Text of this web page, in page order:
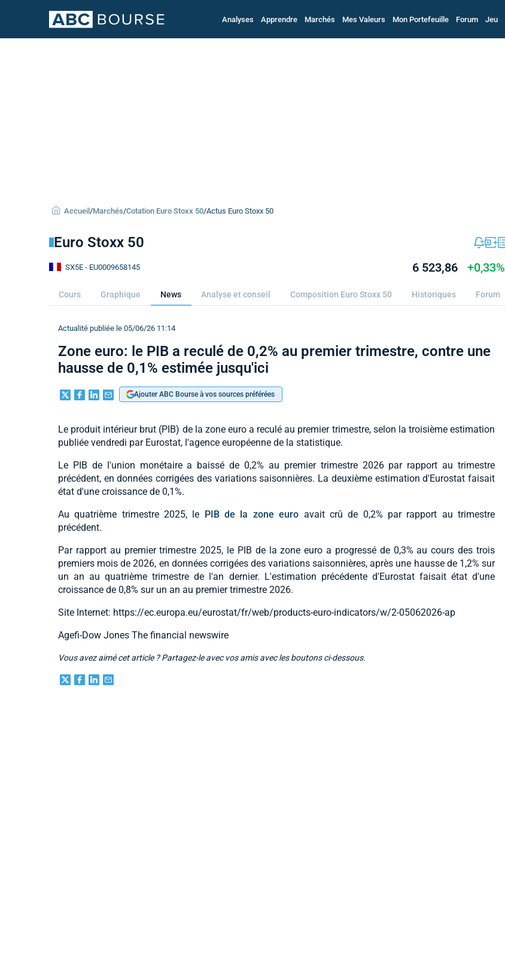
Analyses Apprendre Marchés Mes Valeurs Mon Portefeuille Forum Jeu
Accueil /Marchés/Cotation Euro Stoxx 50/Actus Euro Stoxx 50
Euro Stoxx 50
SX5E - EU0009658145 6 523,86 +0,33%
Cours Graphique News Analyse et conseil Composition Euro Stoxx 50 Historiques Forum
Actualité publiée le 05/06/26 11:14
Zone euro: le PIB a reculé de 0,2% au premier trimestre, contre une
hausse de 0,1% estimée jusqu'ici
Ajouter ABC Bourse à vos sources préférées
Le produit intérieur brut (PIB) de la zone euro a reculé au premier trimestre, selon la troisième estimation
publiée vendredi par Eurostat, l'agence européenne de la statistique.
Le PIB de l'union monétaire a baissé de 0,2% au premier trimestre 2026 par rapport au trimestre
précédent, en données corrigées des variations saisonnières. La deuxième estimation d'Eurostat faisait
état d'une croissance de 0,1%.
Au quatrième trimestre 2025, le PIB de la zone euro avait crû de 0,2% par rapport au trimestre
précédent.
Par rapport au premier trimestre 2025, le PIB de la zone euro a progressé de 0,3% au cours des trois
premiers mois de 2026, en données corrigées des variations saisonnières, après une hausse de 1,2% sur
un an au quatrième trimestre de l'an dernier. L'estimation précédente d'Eurostat faisait état d'une
croissance de 0,8% sur un an au premier trimestre 2026.
Site Internet: https://ec.europa.eu/eurostat/fr/web/products-euro-indicators/w/2-05062026-ap
Agefi-Dow Jones The financial newswire
Vous avez aimé cet article ? Partagez-le avec vos amis avec les boutons ci-dessous.